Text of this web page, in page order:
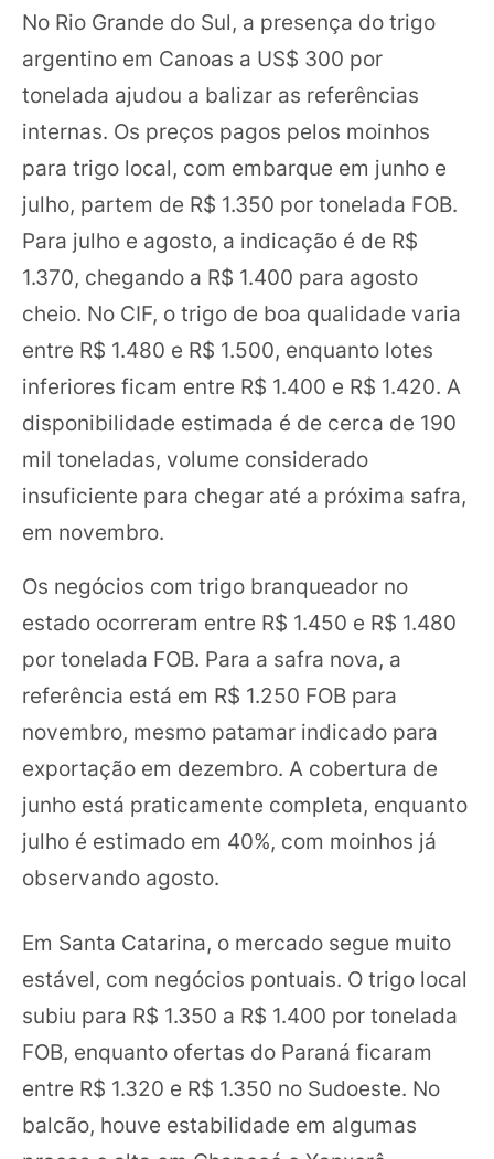
No Rio Grande do Sul, a presença do trigo
argentino em Canoas a US$ 300 por
tonelada ajudou a balizar as referências
internas. Os preços pagos pelos moinhos
para trigo local, com embarque em junho e
julho, partem de R$ 1.350 por tonelada FOB.
Para julho e agosto, a indicação é de R$
1.370, chegando a R$ 1.400 para agosto
cheio. No CIF, o trigo de boa qualidade varia
entre R$ 1.480 e R$ 1.500, enquanto lotes
inferiores ficam entre R$ 1.400 e R$ 1.420. A
disponibilidade estimada é de cerca de 190
mil toneladas, volume considerado
insuficiente para chegar até a próxima safra,
em novembro.
Os negócios com trigo branqueador no
estado ocorreram entre R$ 1.450 e R$ 1.480
por tonelada FOB. Para a safra nova, a
referência está em R$ 1.250 FOB para
novembro, mesmo patamar indicado para
exportação em dezembro. A cobertura de
junho está praticamente completa, enquanto
julho é estimado em 40%, com moinhos já
observando agosto.
Em Santa Catarina, o mercado segue muito
estável, com negócios pontuais. O trigo local
subiu para R$ 1.350 a R$ 1.400 por tonelada
FOB, enquanto ofertas do Paraná ficaram
entre R$ 1.320 e R$ 1.350 no Sudoeste. No
balcão, houve estabilidade em algumas